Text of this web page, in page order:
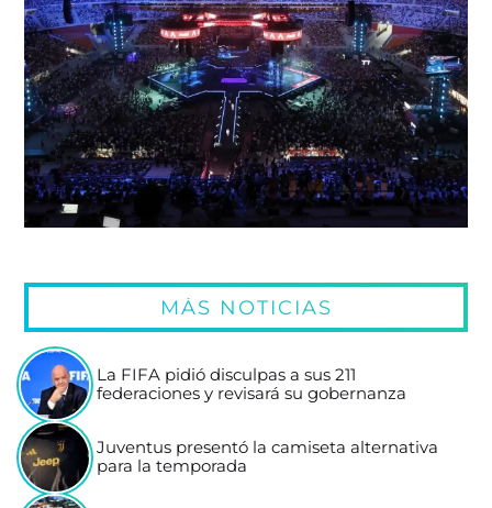
MÁS NOTICIAS
La FIFA pidió disculpas a sus 211
federaciones y revisará su gobernanza
Juventus presentó la camiseta alternativa
para la temporada